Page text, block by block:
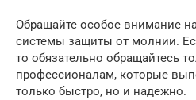
Обращайте особое внимание
системы защиты от молнии.
то обязательно обращайтесь
профессионалам, которые
только быстро, но и надежно.